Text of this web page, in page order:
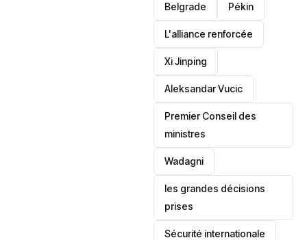
Belgrade Pékin
L'alliance renforcée
Xi Jinping
Aleksandar Vucic
‎Premier Conseil des
ministres
Wadagni
les grandes décisions
prises
‎Sécurité internationale